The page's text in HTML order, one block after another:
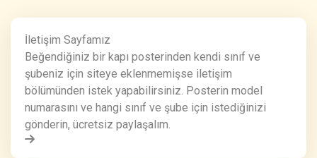
Beğendiğiniz bir kapı posterinden kendi sınıf ve
şubeniz için siteye eklenmemişse iletişim
bölümünden istek yapabilirsiniz. Posterin model
numarasını ve hangi sınıf ve şube için istediğinizi
gönderin, ücretsiz paylaşalım.
İletişim Sayfamız